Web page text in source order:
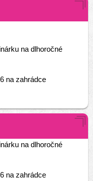
na dlhoročné
na zahrádce
na dlhoročné
na zahrádce